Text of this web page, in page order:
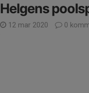
Helgens
12 mar 2020 0